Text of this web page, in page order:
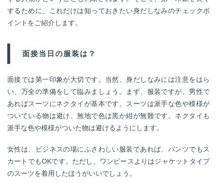
するために、これだけは知っておきたい身だしなみのチェックポ
イントをご紹介します。
面接当日の服装は？
面接では第一印象が大切です。当然、身だしなみには注意をはら
い、万全の準備をして臨みましょう。まず、服装ですが、男性で
あればスーツにネクタイが基本です。スーツは派手な色や模様が
ついている物は避け、無地で色は黒か紺が無難です。ネクタイも
派手な色や模様がついた物は避けるようにします。
女性は、ビジネスの場にふさわしい服装であれば、パンツでもス
カートでもOKです。ただし、ワンピースよりはジャケットタイプ
のスーツを着用したほうがいいでしょう。